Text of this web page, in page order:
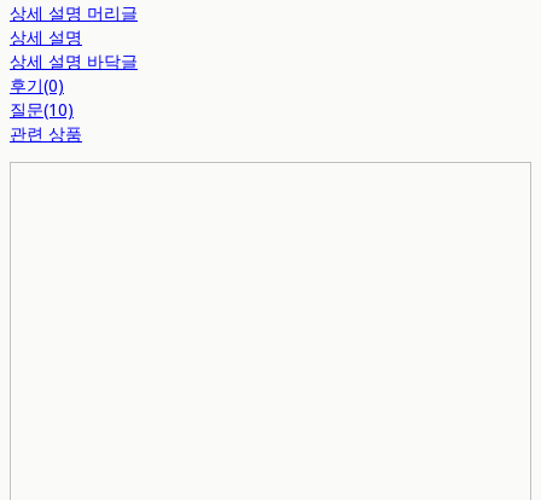
상세 설명 머리글
상세 설명
상세 설명 바닥글
후기(0)
질문(10)
관련 상품